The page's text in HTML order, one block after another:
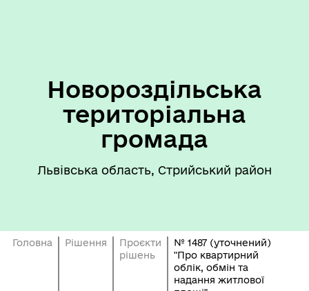
Новороздільська
територіальна
громада
Львівська область, Стрийський район
Головна Рішення
Проєкти
рішень
№ 1487 (уточнений)
"Про квартирний
облік, обмін та
надання житлової